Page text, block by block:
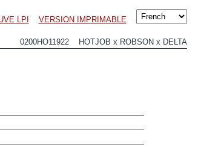
LPI VERSION IMPRIMABLE
0200HO11922 HOTJOB x ROBSON x DELTA